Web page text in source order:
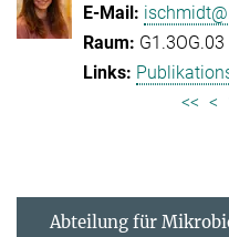
G1.3OG.03
<< <
Abteilung für